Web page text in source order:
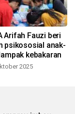
Arifah Fauzi beri
psikososial anak-
kebakaran
2025